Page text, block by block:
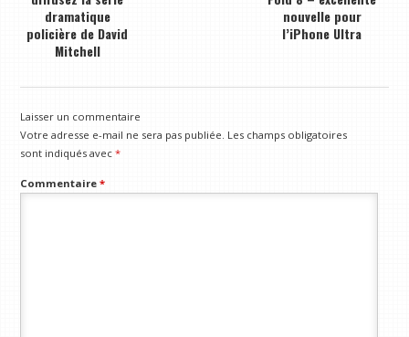
dramatique
policière de David
Mitchell
nouvelle pour
l’iPhone Ultra
Laisser un commentaire
Votre adresse e-mail ne sera pas publiée. Les champs obligatoires
sont indiqués avec*
Commentaire*